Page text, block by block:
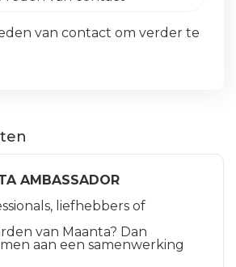
van contact om verder te
AMBASSADOR
liefhebbers of
van Maanta? Dan
aan een samenwerking